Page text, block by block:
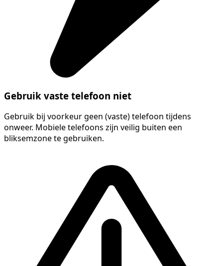
Gebruik vaste telefoon niet
Gebruik bij voorkeur geen (vaste) telefoon tijdens
onweer. Mobiele telefoons zijn veilig buiten een
bliksemzone te gebruiken.